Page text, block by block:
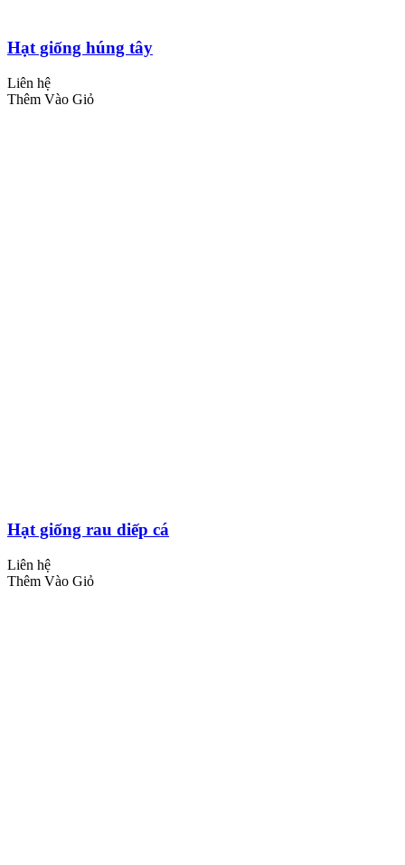
Hạt giống húng tây
Liên hệ
Thêm Vào Giỏ
Hạt giống rau diếp cá
Liên hệ
Thêm Vào Giỏ